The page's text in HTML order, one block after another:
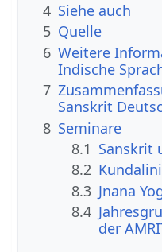
4 Siehe auch
5 Quelle
6 Weitere
Indische
7
Sanskrit
8 Seminare
8.1 Sanskrit
8.2
8.3 Jnana
8.4
der